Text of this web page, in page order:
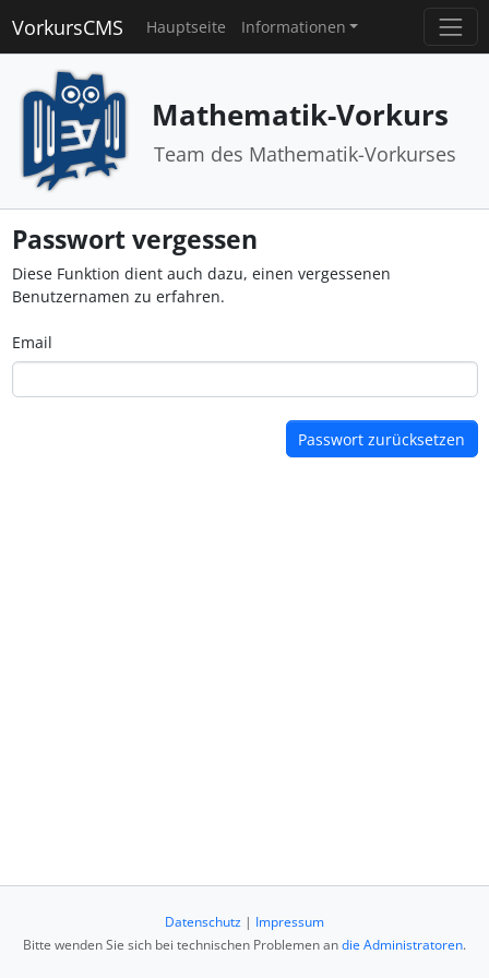
VorkursCMS Hauptseite Informationen
Mathematik-Vorkurs
Team des Mathematik-Vorkurses
Passwort vergessen
Diese Funktion dient auch dazu, einen vergessenen
Benutzernamen zu erfahren.
Email
Datenschutz | Impressum
Bitte wenden Sie sich bei technischen Problemen andie Administratoren.